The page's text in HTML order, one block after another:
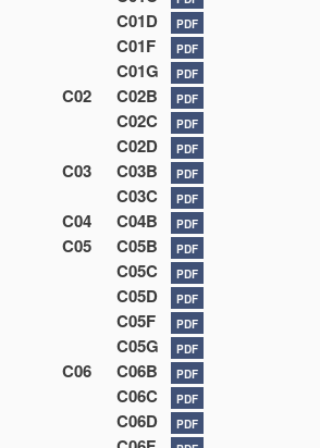
C01D PDF
C01F PDF
C01G PDF
C02 C02B PDF
C02C PDF
C02D PDF
C03 C03B PDF
C03C PDF
C04 C04B PDF
C05 C05B PDF
C05C PDF
C05D PDF
C05F PDF
C05G PDF
C06 C06B PDF
C06C PDF
C06D PDF